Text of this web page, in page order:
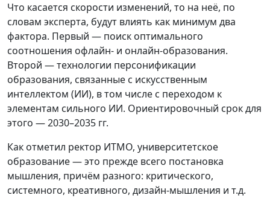
Что касается скорости изменений, то на неё, по
словам эксперта, будут влиять как минимум два
фактора. Первый — поиск оптимального
соотношения офлайн- и онлайн-образования.
Второй — технологии персонификации
образования, связанные с искусственным
интеллектом (ИИ), в том числе с переходом к
элементам сильного ИИ. Ориентировочный срок для
этого — 2030–2035 гг.
Как отметил ректор ИТМО, университетское
образование — это прежде всего постановка
мышления, причём разного: критического,
системного, креативного, дизайн-мышления и т.д.